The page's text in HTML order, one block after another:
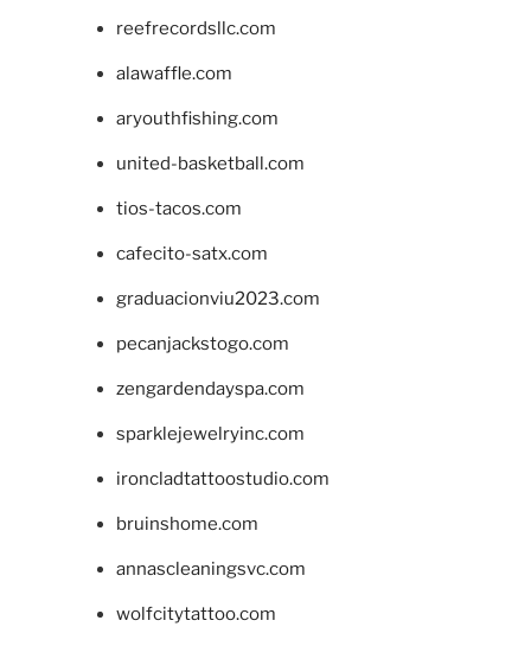
reefrecordsllc.com
alawaffle.com
aryouthfishing.com
united-basketball.com
tios-tacos.com
cafecito-satx.com
graduacionviu2023.com
pecanjackstogo.com
zengardendayspa.com
sparklejewelryinc.com
ironcladtattoostudio.com
bruinshome.com
annascleaningsvc.com
wolfcitytattoo.com